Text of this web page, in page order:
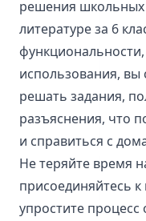
решения школьных
литературе за 6
использования, вы
решать задания,
разъяснения, что
и справиться с
Не теряйте время
присоединяйтесь
упростите